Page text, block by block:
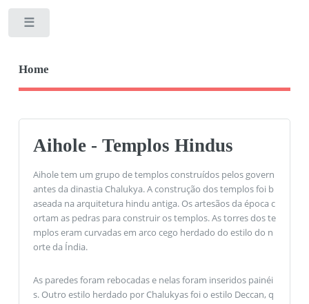
Home
Aihole - Templos Hindus
Aihole tem um grupo de templos construídos pelos govern
antes da dinastia Chalukya. A construção dos templos foi b
aseada na arquitetura hindu antiga. Os artesãos da época c
ortam as pedras para construir os templos. As torres dos te
mplos eram curvadas em arco cego herdado do estilo do n
orte da Índia.
As paredes foram rebocadas e nelas foram inseridos painéi
s. Outro estilo herdado por Chalukyas foi o estilo Deccan, q